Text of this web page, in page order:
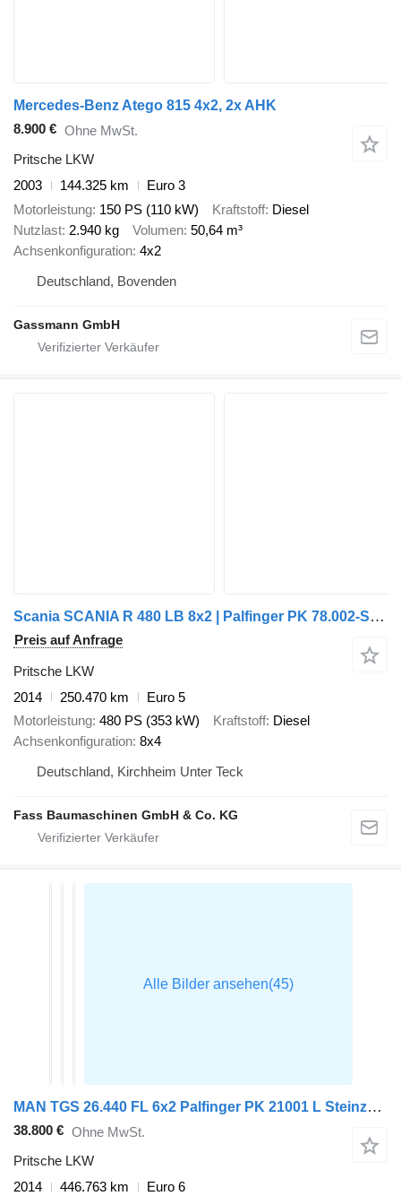
Mercedes-Benz Atego 815 4x2, 2x AHK
8.900 € Ohne MwSt.
Pritsche LKW
2003
144.325 km
Euro 3
Motorleistung 150 PS (110 kW) Kraftstoff Diesel
Nutzlast 2.940 kg Volumen 50,64 m³
Achsenkonfiguration 4x2
Deutschland, Bovenden
Gassmann GmbH
Scania SCANIA R 480 LB 8x2 | Palfinger PK 78.002-SH E | 100 t Schwerlas
Preis auf Anfrage
Pritsche LKW
2014
250.470 km
Euro 5
Motorleistung 480 PS (353 kW) Kraftstoff Diesel
Achsenkonfiguration 8x4
Deutschland, Kirchheim Unter Teck
Fass Baumaschinen GmbH & Co. KG
MAN TGS 26.440 FL 6x2 Palfinger PK 21001 L Steinzange, EU 6, Lenkac
38.800 € Ohne MwSt.
Pritsche LKW
2014
446.763 km
Euro 6